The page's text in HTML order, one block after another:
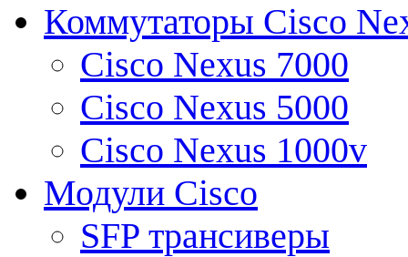
Коммутаторы Cisco
Cisco Nexus 7000
Cisco Nexus 5000
Cisco Nexus 1000v
Модули Cisco
SFP трансиверы